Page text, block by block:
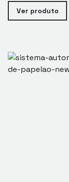
Ver produto